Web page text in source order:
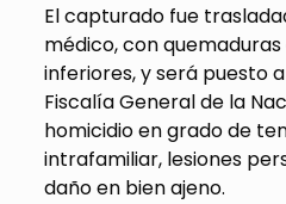
El capturado fue
médico, con
inferiores, y será puesto
Fiscalía General de la
homicidio en grado de
intrafamiliar, lesiones
daño en bien ajeno.